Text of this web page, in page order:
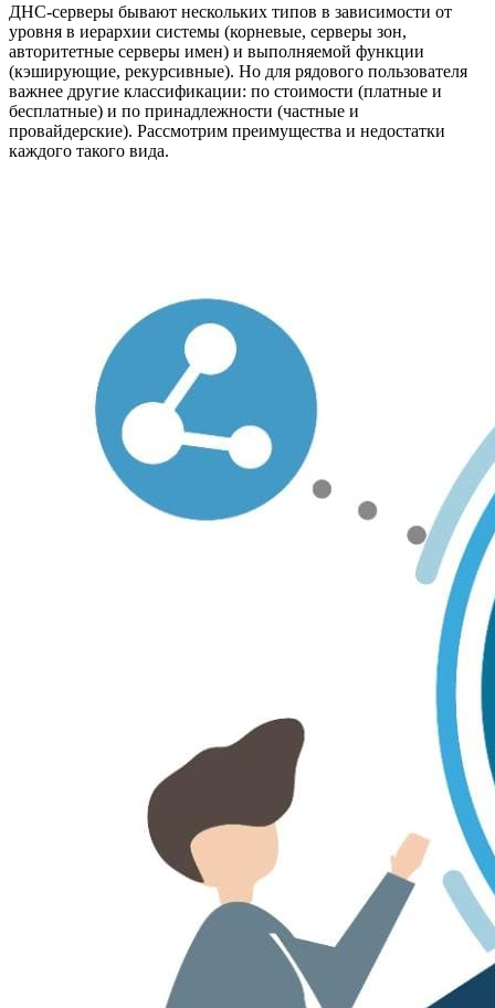
ДНС-серверы бывают нескольких типов в зависимости от
уровня в иерархии системы (корневые, серверы зон,
авторитетные серверы имен) и выполняемой функции
(кэширующие, рекурсивные). Но для рядового пользователя
важнее другие классификации: по стоимости (платные и
бесплатные) и по принадлежности (частные и
провайдерские). Рассмотрим преимущества и недостатки
каждого такого вида.